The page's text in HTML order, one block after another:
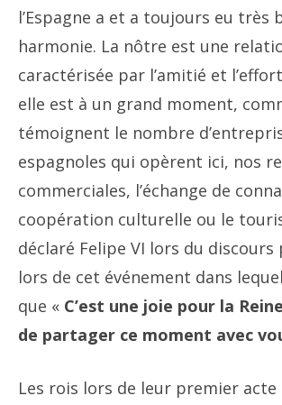
l’Espagne a et a toujours eu très
harmonie. La nôtre est une
caractérisée par l’amitié et
elle est à un grand moment,
témoignent le nombre
espagnoles qui opèrent ici, nos
commerciales, l’échange de
coopération culturelle ou le
déclaré Felipe VI lors du discours
lors de cet événement dans
que « C’est une joie pour la
de partager ce moment avec
Les rois lors de leur premier acte